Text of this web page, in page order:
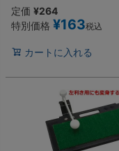
定価 ¥264
特別価格 ¥163税込
カートに入れる